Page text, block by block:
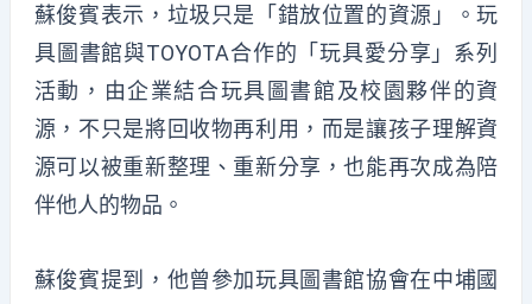
蘇俊賓表示，垃圾只是「錯放位置的資源」。玩
具圖書館與TOYOTA合作的「玩具愛分享」系列
活動，由企業結合玩具圖書館及校園夥伴的資
源，不只是將回收物再利用，而是讓孩子理解資
源可以被重新整理、重新分享，也能再次成為陪
伴他人的物品。
蘇俊賓提到，他曾參加玩具圖書館協會在中埔國